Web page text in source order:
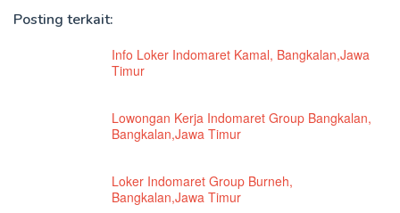
Posting terkait:
Info Loker Indomaret Kamal, Bangkalan,Jawa
Timur
Lowongan Kerja Indomaret Group Bangkalan,
Bangkalan,Jawa Timur
Loker Indomaret Group Burneh,
Bangkalan,Jawa Timur